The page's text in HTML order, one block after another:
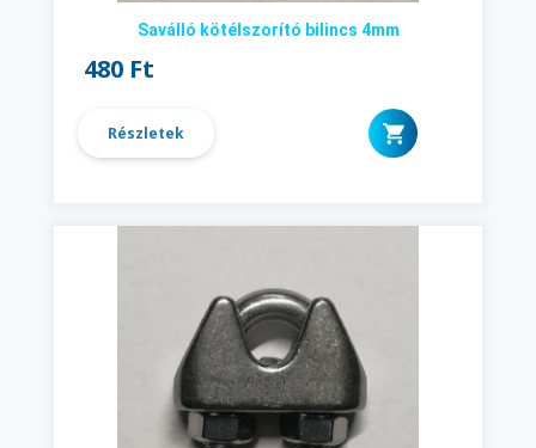
Saválló kötélszorító bilincs 4mm
480 Ft
Részletek